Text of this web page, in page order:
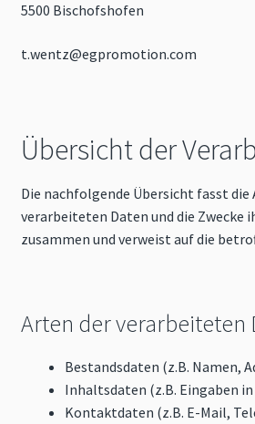
5500 Bischofshofen
t.wentz@egpromotion.com
Übersicht der
Die nachfolgende Übersicht fasst die
verarbeiteten Daten und die Zwecke
zusammen und verweist auf die
Arten der verarbeiteten
Bestandsdaten (z.B. Namen,
Inhaltsdaten (z.B. Eingaben
Kontaktdaten (z.B. E-Mail,